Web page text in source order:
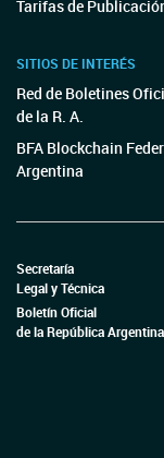
BANCO DE LA
Remate Oficial
AVISOS
BANCO DE LA
Aviso Oficial
ENTE NACIONAL
Aviso Oficial
INSTITUTO